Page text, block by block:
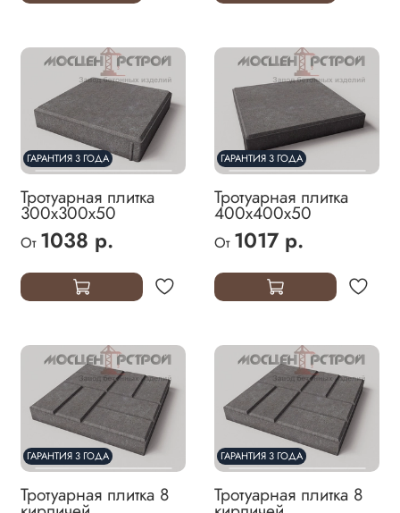
ГАРАНТИЯ 3 ГОДА
Тротуарная плитка
300х300х50
От 1038 р.
ГАРАНТИЯ 3 ГОДА
Тротуарная плитка
400х400х50
От 1017 р.
ГАРАНТИЯ 3 ГОДА
Тротуарная плитка 8
ГАРАНТИЯ 3 ГОДА
Тротуарная плитка 8